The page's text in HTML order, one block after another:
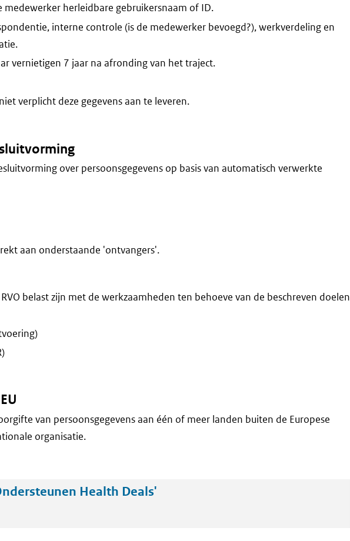
medewerker herleidbare gebruikersnaam of ID.
interne controle (is de medewerker bevoegd?), werkverdeling en
vernietigen 7 jaar na afronding van het traject.
verplicht deze gegevens aan te leveren.
over persoonsgegevens op basis van automatisch verwerkte
aan onderstaande 'ontvangers'.
belast zijn met de werkzaamheden ten behoeve van de beschreven doelen
van persoonsgegevens aan één of meer landen buiten de Europese
organisatie.
Health Deals'